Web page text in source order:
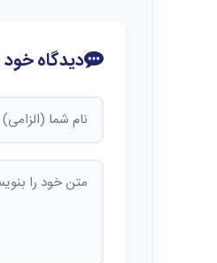
دیدگاه خود